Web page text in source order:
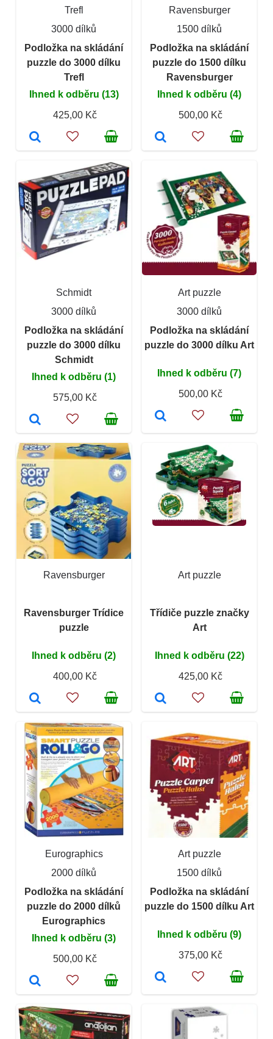
Trefl
3000 dílků
Podložka na skládání
puzzle do 3000 dílku
Trefl
Ihned k odběru (13)
425,00 Kč
Ravensburger
1500 dílků
Podložka na skládání
puzzle do 1500 dílku
Ravensburger
Ihned k odběru (4)
500,00 Kč
Schmidt
3000 dílků
Podložka na skládání
puzzle do 3000 dílku
Schmidt
Ihned k odběru (1)
575,00 Kč
Art puzzle
3000 dílků
Podložka na skládání
puzzle do 3000 dílku Art
Ihned k odběru (7)
500,00 Kč
Ravensburger
Ravensburger Trídice
puzzle
Ihned k odběru (2)
400,00 Kč
Art puzzle
Třídiče puzzle značky
Art
Ihned k odběru (22)
425,00 Kč
Eurographics
2000 dílků
Podložka na skládání
puzzle do 2000 dílků
Eurographics
Ihned k odběru (3)
500,00 Kč
Art puzzle
1500 dílků
Podložka na skládání
puzzle do 1500 dílku Art
Ihned k odběru (9)
375,00 Kč